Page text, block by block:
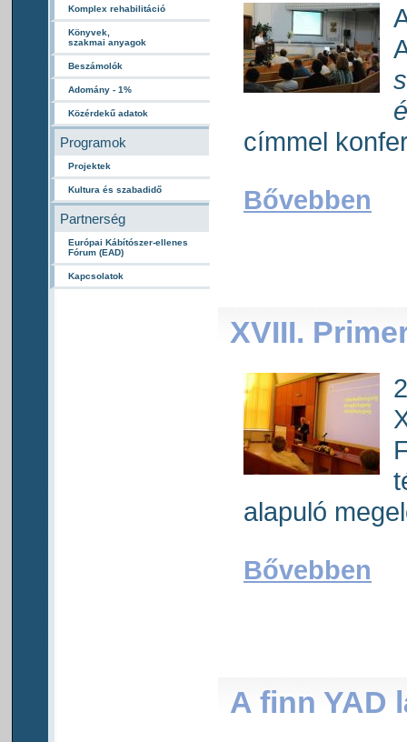
Komplex rehabilitáció
Könyvek,
szakmai anyagok
Beszámolók
Adomány - 1%
Közérdekű adatok
Programok
Projektek
Kultura és szabadidő
Partnerség
Európai Kábítószer-ellenes
Fórum (EAD)
Kapcsolatok
címmel
Bővebben
XVIII.
alapuló
Bővebben
A finn YAD